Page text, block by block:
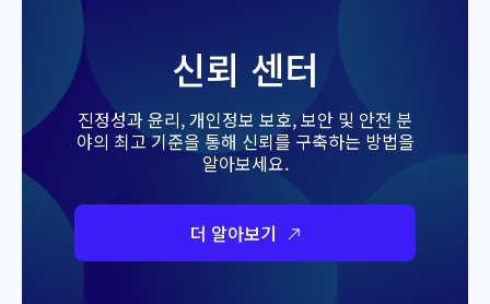
신뢰 센터
진정성과 윤리, 개인정보 보호, 보안 및 안전 분
야의 최고 기준을 통해 신뢰를 구축하는 방법을
알아보세요.
더 알아보기